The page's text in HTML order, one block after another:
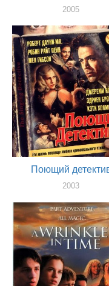
2005
Поющий
2003